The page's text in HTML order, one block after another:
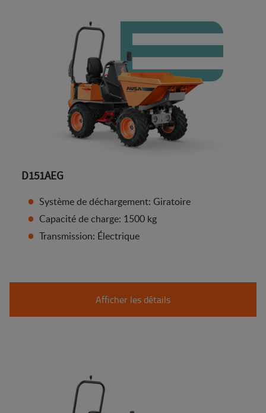
D151AEG
Système de déchargement: Giratoire
Capacité de charge: 1500 kg
Transmission: Électrique
Afficher les détails